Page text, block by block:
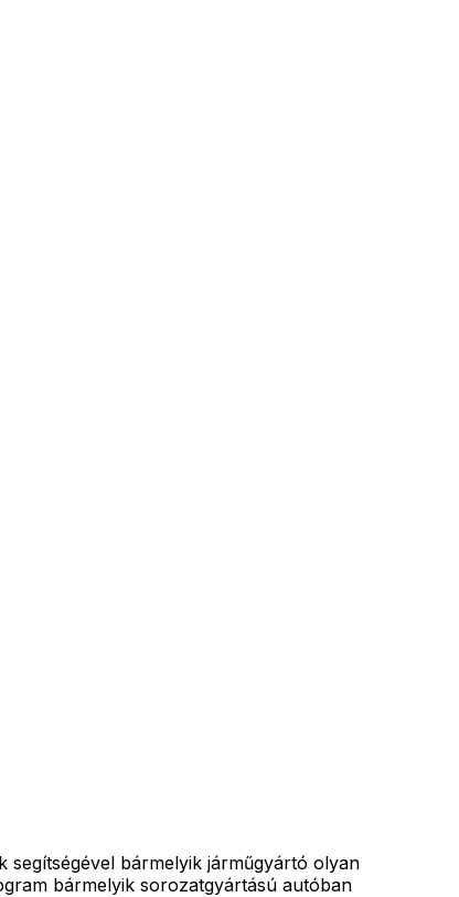
segítségével bármelyik járműgyártó olyan
bármelyik sorozatgyártású autóban